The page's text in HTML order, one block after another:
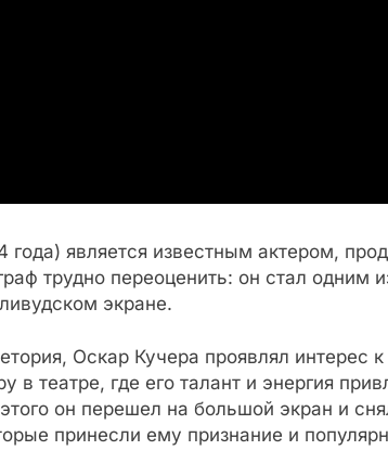
года) является известным актером,
трудно переоценить: он стал одним
экране.
Оскар Кучера проявлял интерес
в театре, где его талант и энергия
он перешел на большой экран и
принесли ему признание и